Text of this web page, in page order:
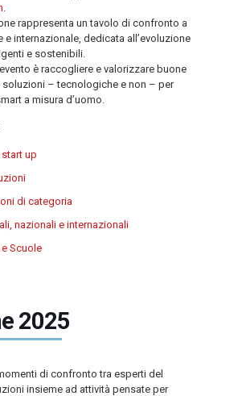
.
rappresenta un tavolo di confronto a
e internazionale, dedicata all’evoluzione
e sostenibili.
è raccogliere e valorizzare buone
soluzioni – tecnologiche e non – per
a misura d’uomo.
up
di categoria
nazionali e internazionali
Scuole
2025
di confronto tra esperti del
insieme ad attività pensate per